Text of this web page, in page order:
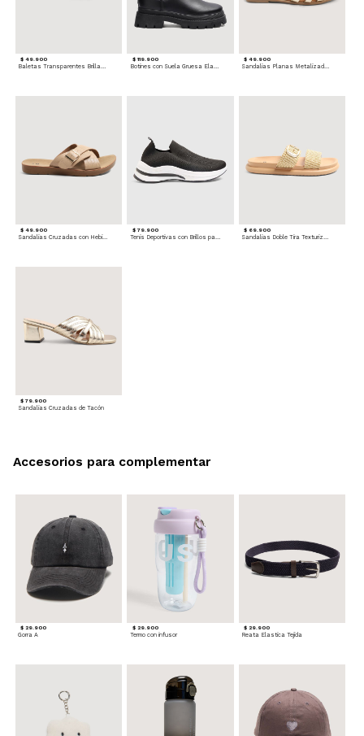
$ 49.900
Baletas Transparentes Brillantes
$ 119.900
Botines con Suela Gruesa Elastizada
$ 49.900
Sandalias Planas Metalizadas
$ 49.900
Sandalias Cruzadas con Hebilla
$ 79.900 $ 69.900
$ 79.900
Sandalias Cruzadas de Tacón
$ 29.900
Gorra A
$ 29.900
Termo con infusor
$ 29.900
Reata Elastica Tejida
Accesorios para complementar